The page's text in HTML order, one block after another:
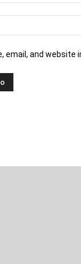
email, and